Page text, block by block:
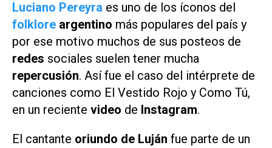
Luciano Pereyra es uno de los íconos del
folklore argentino más populares del país y
por ese motivo muchos de sus posteos de
redes sociales suelen tener mucha
repercusión. Así fue el caso del intérprete de
canciones como El Vestido Rojo y Como Tú,
en un reciente video de Instagram.
El cantante oriundo de Luján fue parte de un